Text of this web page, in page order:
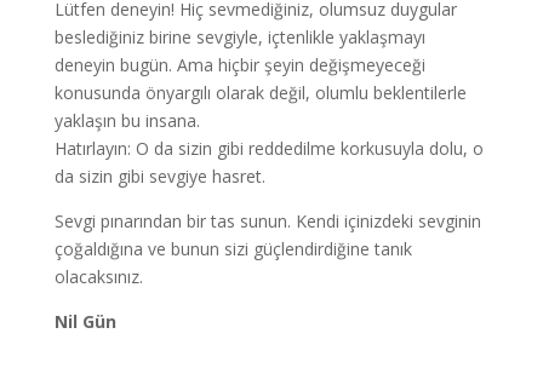
Lütfen deneyin! Hiç sevmediğiniz, olumsuz duygular
beslediğiniz birine sevgiyle, içtenlikle yaklaşmayı
deneyin bugün. Ama hiçbir şeyin değişmeyeceği
konusunda önyargılı olarak değil, olumlu beklentilerle
yaklaşın bu insana.
Hatırlayın: O da sizin gibi reddedilme korkusuyla dolu, o
da sizin gibi sevgiye hasret.
Sevgi pınarından bir tas sunun. Kendi içinizdeki sevginin
çoğaldığına ve bunun sizi güçlendirdiğine tanık
olacaksınız.
Nil Gün